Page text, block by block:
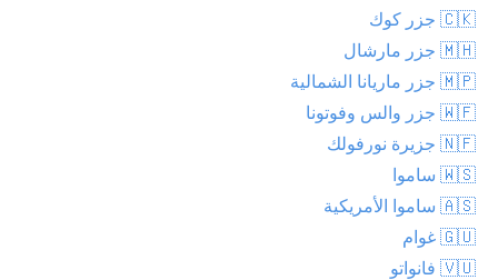
🇨🇰 جزر كوك
🇲🇭 جزر مارشال
🇲🇵 جزر ماريانا الشمالية
🇼🇫 جزر والس وفوتونا
🇳🇫 جزيرة نورفولك
🇼🇸 ساموا
🇦🇸 ساموا الأمريكية
🇬🇺 غوام
🇻🇺 فانواتو